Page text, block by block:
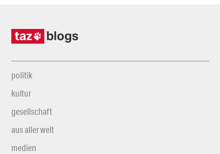
politik
kultur
gesellschaft
aus aller welt
medien